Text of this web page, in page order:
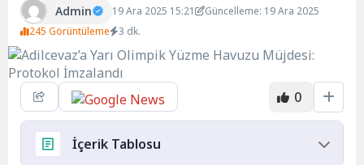
Admin 19 Ara 2025 15:21
Güncelleme: 19 Ara 2025
245 Görüntüleme
3 dk.
0
İçerik Tablosu